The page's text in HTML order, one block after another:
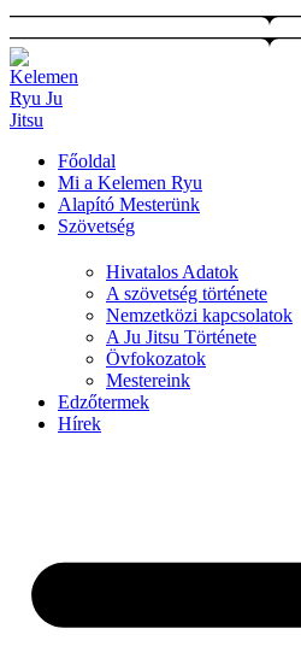
Ugrás
a
tartalomhoz
Főoldal
Mi a Kelemen Ryu
Alapító Mesterünk
Szövetség
Hivatalos Adatok
A szövetség története
Nemzetközi kapcsolatok
A Ju Jitsu Története
Övfokozatok
Mestereink
Edzőtermek
Hírek